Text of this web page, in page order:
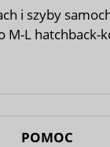
i szyby
M-L hatchback-
POMOC